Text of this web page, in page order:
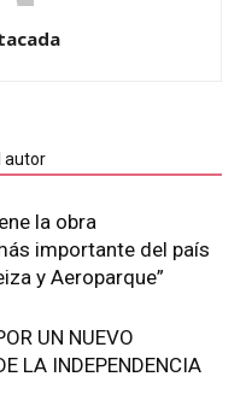
autor
la obra
importante del país
y Aeroparque”
UN NUEVO
LA INDEPENDENCIA